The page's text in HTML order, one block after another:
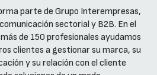
parte de Grupo Interempresas,
sectorial y B2B. En el
de 150 profesionales ayudamos
clientes a gestionar su marca, su
y su relación con el cliente